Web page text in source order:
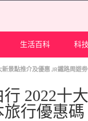
生活百科 科
新景點推介及優惠 JR鐵路周遊
2022十
行優惠碼